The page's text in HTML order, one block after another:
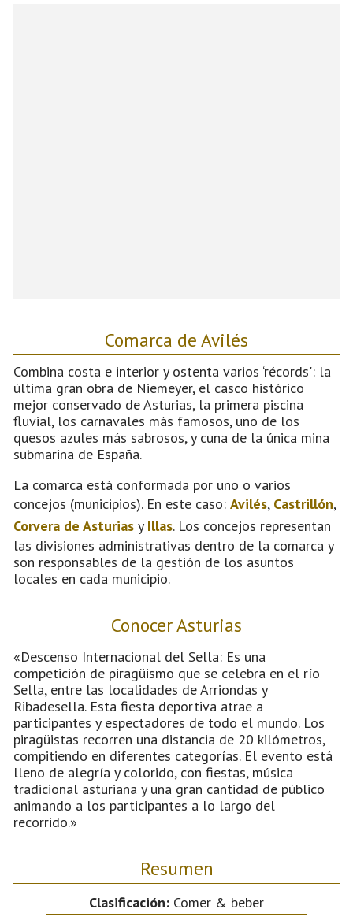
Comarca de Avilés
Combina costa e interior y ostenta varios ‘récords': la
última gran obra de Niemeyer, el casco histórico
mejor conservado de Asturias, la primera piscina
fluvial, los carnavales más famosos, uno de los
quesos azules más sabrosos, y cuna de la única mina
submarina de España.
La comarca está conformada por uno o varios
concejos (municipios). En este caso: Avilés, Castrillón,
Corvera de Asturias y Illas. Los concejos representan
las divisiones administrativas dentro de la comarca y
son responsables de la gestión de los asuntos
locales en cada municipio.
Conocer Asturias
«Descenso Internacional del Sella: Es una
competición de piragüismo que se celebra en el río
Sella, entre las localidades de Arriondas y
Ribadesella. Esta fiesta deportiva atrae a
participantes y espectadores de todo el mundo. Los
piragüistas recorren una distancia de 20 kilómetros,
compitiendo en diferentes categorías. El evento está
lleno de alegría y colorido, con fiestas, música
tradicional asturiana y una gran cantidad de público
animando a los participantes a lo largo del
recorrido.»
Resumen
Clasificación: Comer & beber